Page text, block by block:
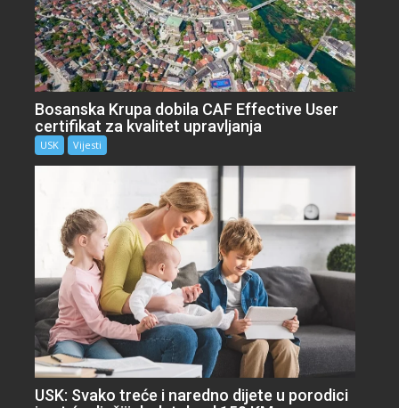
Bosanska Krupa dobila CAF Effective User
certifikat za kvalitet upravljanja
USK Vijesti
USK: Svako treće i naredno dijete u porodici